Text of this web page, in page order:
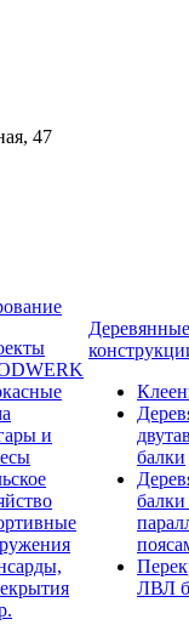
47
и
Деревянные
балки
балки
ЛВЛ